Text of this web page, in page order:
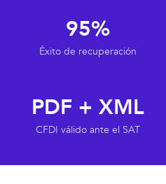
95%
Éxito de recuperación
PDF + XML
CFDI válido ante el SAT